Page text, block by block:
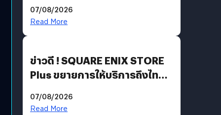
07/08/2026
Read More
ข่าวดี ! SQUARE ENIX STORE
Plus ขยายการให้บริการถึงไทย
โดยตรง
07/08/2026
Read More